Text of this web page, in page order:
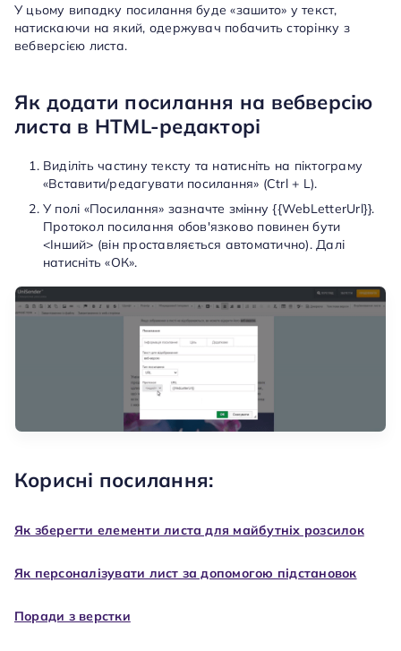
У цьому випадку посилання буде «зашито» у текст,
натискаючи на який, одержувач побачить сторінку з
вебверсією листа.
Як додати посилання на вебверсію
листа в HTML-редакторі
Виділіть частину тексту та натисніть на піктограму
«Вставити/редагувати посилання» (Ctrl + L).
У полі «Посилання» зазначте змінну {{WebLetterUrl}}.
Протокол посилання обов'язково повинен бути
<Інший> (він проставляється автоматично). Далі
натисніть «ОК».
Корисні посилання:
Як зберегти елементи листа для майбутніх розсилок
Як персоналізувати лист за допомогою підстановок
Поради з верстки